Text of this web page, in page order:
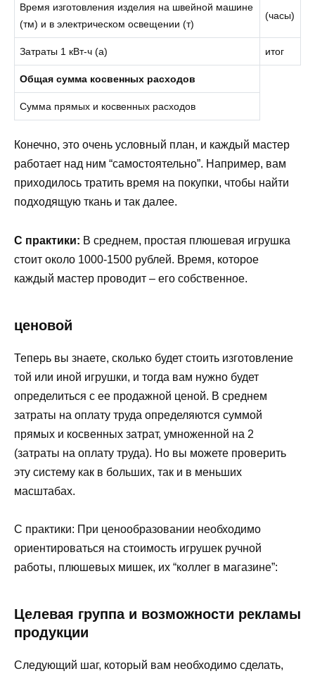
Время изготовления изделия на швейной машине
(тм) и в электрическом освещении (т)
(часы)
Затраты 1 кВт-ч (a) итог
Общая сумма косвенных расходов
Сумма прямых и косвенных расходов
Конечно, это очень условный план, и каждый мастер
работает над ним “самостоятельно”. Например, вам
приходилось тратить время на покупки, чтобы найти
подходящую ткань и так далее.
С практики: В среднем, простая плюшевая игрушка
стоит около 1000-1500 рублей. Время, которое
каждый мастер проводит – его собственное.
ценовой
Теперь вы знаете, сколько будет стоить изготовление
той или иной игрушки, и тогда вам нужно будет
определиться с ее продажной ценой. В среднем
затраты на оплату труда определяются суммой
прямых и косвенных затрат, умноженной на 2
(затраты на оплату труда). Но вы можете проверить
эту систему как в больших, так и в меньших
масштабах.
С практики: При ценообразовании необходимо
ориентироваться на стоимость игрушек ручной
работы, плюшевых мишек, их “коллег в магазине”:
Целевая группа и возможности рекламы
продукции
Следующий шаг, который вам необходимо сделать,